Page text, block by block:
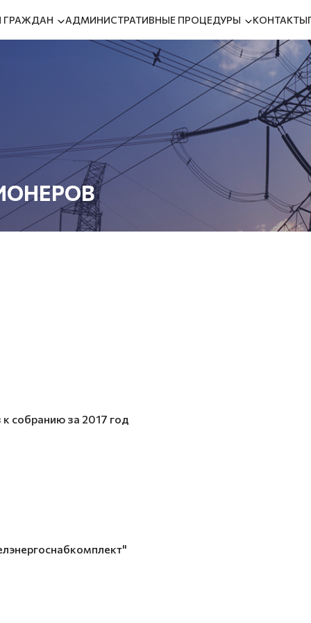
ГРАЖДАН АДМИНИСТРАТИВНЫЕ ПРОЦЕДУРЫ КОНТАКТЫ
собранию за 2017 год